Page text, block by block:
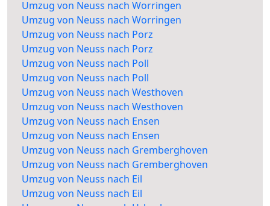
Umzug von Neuss nach Worringen
Umzug von Neuss nach Worringen
Umzug von Neuss nach Porz
Umzug von Neuss nach Porz
Umzug von Neuss nach Poll
Umzug von Neuss nach Poll
Umzug von Neuss nach Westhoven
Umzug von Neuss nach Westhoven
Umzug von Neuss nach Ensen
Umzug von Neuss nach Ensen
Umzug von Neuss nach Gremberghoven
Umzug von Neuss nach Gremberghoven
Umzug von Neuss nach Eil
Umzug von Neuss nach Eil